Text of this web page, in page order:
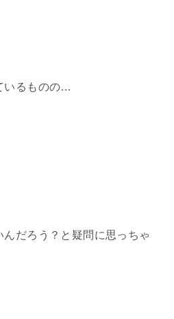
いるものの…
だろう？と疑問に思っちゃ